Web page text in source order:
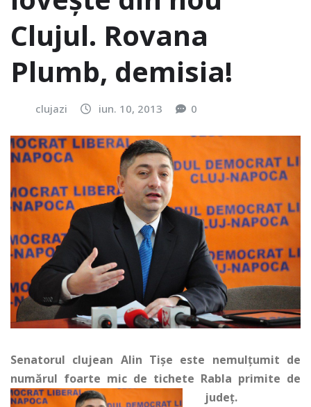
Clujul. Rovana
Plumb, demisia!
clujazi iun. 10, 2013 0
Senatorul clujean Alin Tişe este nemulţumit de
numărul foarte mic de tichete Rabla primite de
judeţ.